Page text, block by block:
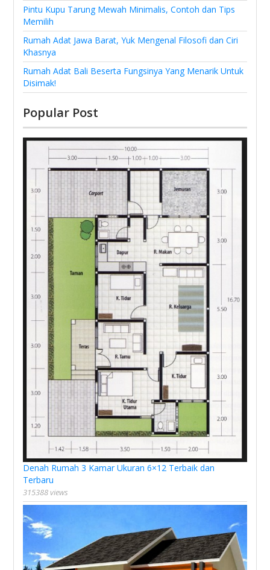
Pintu Kupu Tarung Mewah Minimalis, Contoh dan Tips
Memilih
Rumah Adat Jawa Barat, Yuk Mengenal Filosofi dan Ciri
Khasnya
Rumah Adat Bali Beserta Fungsinya Yang Menarik Untuk
Disimak!
Popular Post
Denah Rumah 3 Kamar Ukuran 6×12 Terbaik dan
Terbaru
315388 views